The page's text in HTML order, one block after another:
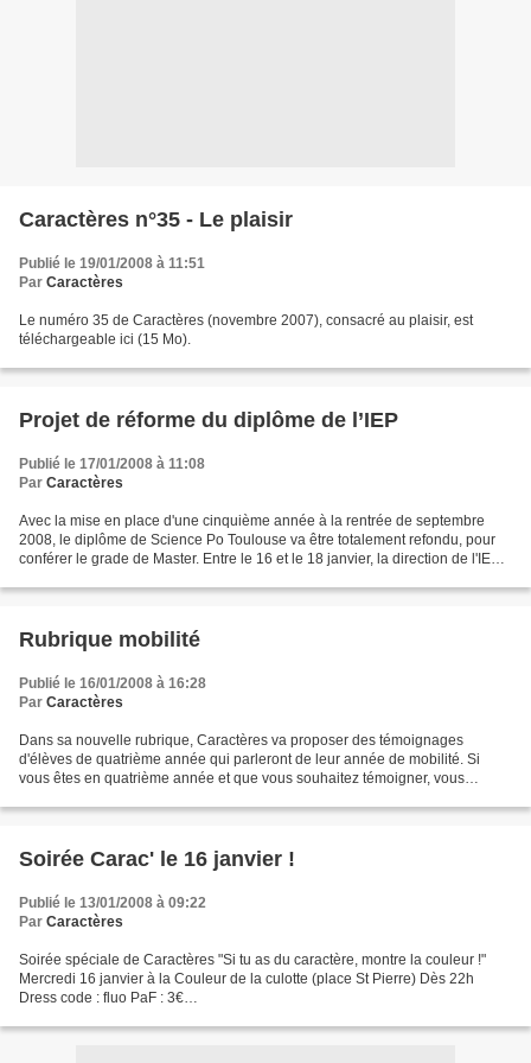
Caractères n°35 - Le plaisir
Publié le 19/01/2008 à 11:51
Par Caractères
Le numéro 35 de Caractères (novembre 2007), consacré au plaisir, est
téléchargeable ici (15 Mo).
Projet de réforme du diplôme de l’IEP
Publié le 17/01/2008 à 11:08
Par Caractères
Avec la mise en place d'une cinquième année à la rentrée de septembre
2008, le diplôme de Science Po Toulouse va être totalement refondu, pour
conférer le grade de Master. Entre le 16 et le 18 janvier, la direction de l'IEP a
Rubrique mobilité
Publié le 16/01/2008 à 16:28
Par Caractères
Dans sa nouvelle rubrique, Caractères va proposer des témoignages
d'élèves de quatrième année qui parleront de leur année de mobilité. Si
vous êtes en quatrième année et que vous souhaitez témoigner, vous
Soirée Carac' le 16 janvier !
Publié le 13/01/2008 à 09:22
Par Caractères
Soirée spéciale de Caractères "Si tu as du caractère, montre la couleur !"
Mercredi 16 janvier à la Couleur de la culotte (place St Pierre) Dès 22h
Dress code : fluo PaF : 3€
Retrouvez les photos...